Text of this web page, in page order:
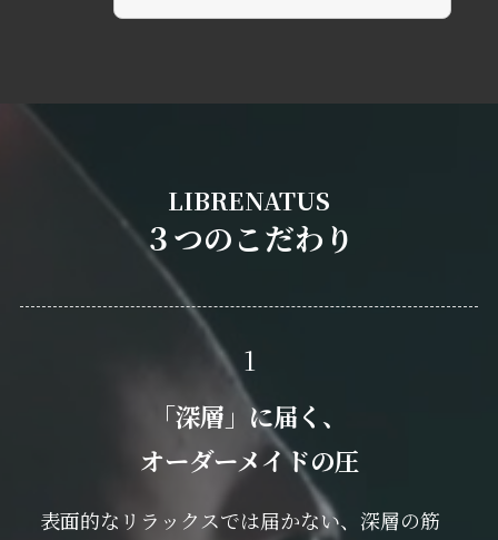
LIBRENATUS
３つのこだわり
「深層」に届く、
オーダーメイドの圧
表面的なリラックスでは届かない、深層の筋